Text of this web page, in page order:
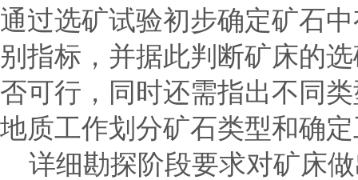
通过选矿试验初步确定矿石
别指标，并据此判断矿床的
否可行，同时还需指出不同
地质工作划分矿石类型和确
详细勘探阶段要求对矿床